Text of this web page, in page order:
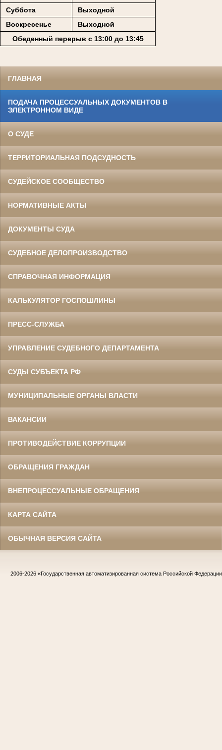
Суббота
Выходной
Воскресенье
Выходной
Обеденный перерыв с 13:00 до 13:45
ГЛАВНАЯ
ПОДАЧА ПРОЦЕССУАЛЬНЫХ ДОКУМЕНТОВ В
ЭЛЕКТРОННОМ ВИДЕ
О СУДЕ
ТЕРРИТОРИАЛЬНАЯ ПОДСУДНОСТЬ
СУДЕЙСКОЕ СООБЩЕСТВО
НОРМАТИВНЫЕ АКТЫ
ДОКУМЕНТЫ СУДА
СУДЕБНОЕ ДЕЛОПРОИЗВОДСТВО
СПРАВОЧНАЯ ИНФОРМАЦИЯ
КАЛЬКУЛЯТОР ГОСПОШЛИНЫ
ПРЕСС-СЛУЖБА
УПРАВЛЕНИЕ СУДЕБНОГО ДЕПАРТАМЕНТА
СУДЫ СУБЪЕКТА РФ
МУНИЦИПАЛЬНЫЕ ОРГАНЫ ВЛАСТИ
ВАКАНСИИ
ПРОТИВОДЕЙСТВИЕ КОРРУПЦИИ
ОБРАЩЕНИЯ ГРАЖДАН
ВНЕПРОЦЕССУАЛЬНЫЕ ОБРАЩЕНИЯ
КАРТА САЙТА
ОБЫЧНАЯ ВЕРСИЯ САЙТА
2006-2026 «Государственная автоматизированная система Российской